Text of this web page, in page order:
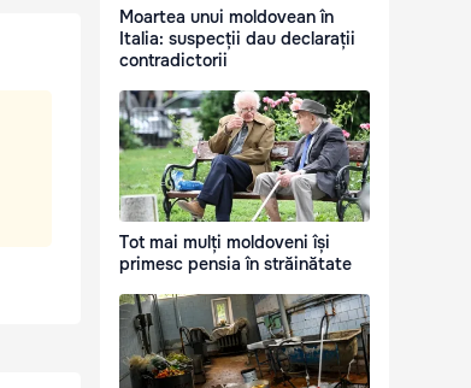
Moartea unui moldovean în
Italia: suspecții dau declarații
contradictorii
Tot mai mulți moldoveni își
primesc pensia în străinătate